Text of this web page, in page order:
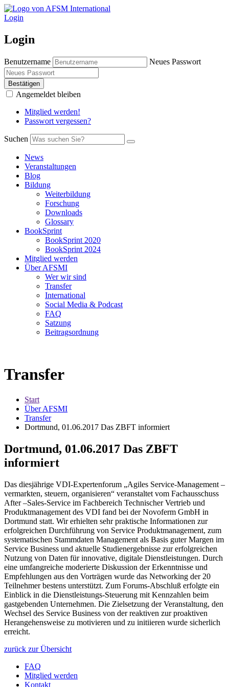
Login
Login
Benutzername Neues Passwort
Bestätigen
Angemeldet bleiben
Mitglied werden!
Passwort vergessen?
Suchen
News
Veranstaltungen
Blog
Bildung
Weiterbildung
Forschung
Downloads
Glossary
BookSprint
BookSprint 2020
BookSprint 2024
Mitglied werden
Über AFSMI
Wer wir sind
Transfer
International
Social Media & Podcast
FAQ
Satzung
Beitragsordnung
Transfer
Start
Über AFSMI
Transfer
Dortmund, 01.06.2017 Das ZBFT informiert
Dortmund, 01.06.2017 Das ZBFT
informiert
Das diesjährige VDI-Expertenforum „Agiles Service-Management –
vermarkten, steuern, organisieren“ veranstaltet vom Fachausschuss
After –Sales-Service im Fachbereich Technischer Vertrieb und
Produktmanagement des VDI fand bei der Novoferm GmbH in
Dortmund statt. Wir erhielten sehr praktische Informationen zur
erfolgreichen Durchführung von Service Produktmanagement, zum
systematischen Stammdaten Management als Basis guter Margen im
Service Business und aktuelle Studienergebnisse zur erfolgreichen
Nutzung von Daten für innovative, digitale Dienstleistungen. Durch
eine umfangreiche moderierte Diskussion der Erkenntnisse und
Empfehlungen aus den Vorträgen wurde das Networking der 20
Teilnehmer bestens unterstützt. Zum Forums-Abschluß erfolgte ein
Einblick in die Dienstleistungs-Steuerung mit Kennzahlen beim
gastgebenden Unternehmen. Die Zielsetzung der Veranstaltung, den
Wechsel des Service Business von der reaktiven zur proaktiven
Herangehensweise zu motivieren und zu initiieren wurde sicherlich
erreicht.
zurück zur Übersicht
FAQ
Mitglied werden
Kontakt